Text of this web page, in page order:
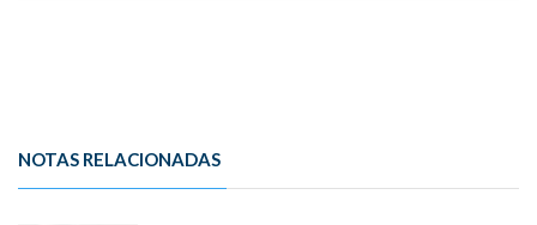
NOTAS RELACIONADAS